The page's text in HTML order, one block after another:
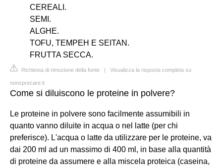
CEREALI.
SEMI.
ALGHE.
TOFU, TEMPEH E SEITAN.
FRUTTA SECCA.
Richiesta di rimozione della fonte | Visualizza la risposta completa su
nonsprecare.it
Come si diluiscono le proteine in polvere?
Le proteine in polvere sono facilmente assumibili in
quanto vanno diluite in acqua o nel latte (per chi
preferisce). L'acqua o latte da utilizzare per le proteine, va
dai 200 ml ad un massimo di 400 ml, in base alla quantità
di proteine da assumere e alla miscela proteica (caseina,